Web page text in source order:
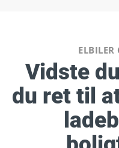
Vidste
du ret til